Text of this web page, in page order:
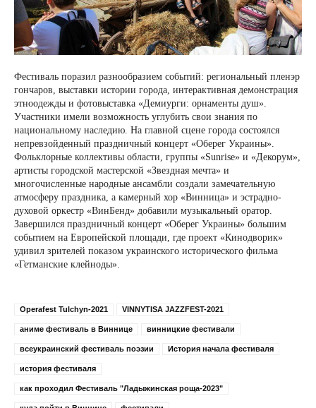
Фестиваль поразил разнообразием событий: региональный пленэр
гончаров, выставки истории города, интерактивная демонстрация
этноодежды и фотовыставка «Демиурги: орнаменты душ».
Участники имели возможность углубить свои знания по
национальному наследию. На главной сцене города состоялся
непревзойденный праздничный концерт «Оберег Украины».
Фольклорные коллективы области, группы «Sunrise» и «Декорум»,
артисты городской мастерской «Звездная мечта» и
многочисленные народные ансамбли создали замечательную
атмосферу праздника, а камерный хор «Винница» и эстрадно-
духовой оркестр «ВинБенд» добавили музыкальный оратор.
Завершился праздничный концерт «Оберег Украины» большим
событием на Европейской площади, где проект «Кинодворик»
удивил зрителей показом украинского исторического фильма
«Гетманские клейноды».
Operafest Tulchyn-2021 VINNYTISA JAZZFEST-2021
аниме фестиваль в Виннице винницкие фестивали
всеукраинский фестиваль поэзии История начала фестиваля
история фестиваля
как проходил Фестиваль "Ладыжинская роща-2023"